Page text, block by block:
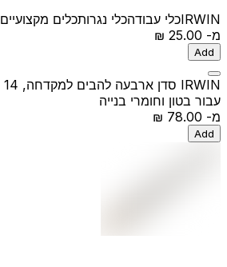
IRWINכלי עבודהכלי נגרותכלים מקצועיים
מ-
Add
עבור בטון וחומרי בנייה
מ-
Add